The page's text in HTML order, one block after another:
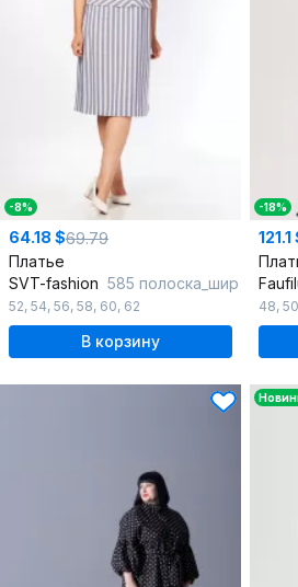
-8%
64.18 $69.79
Платье
SVT-fashion 585 полоска_шир
52, 54, 56, 58, 60, 62
В корзину
-18%
121.1
48, 50